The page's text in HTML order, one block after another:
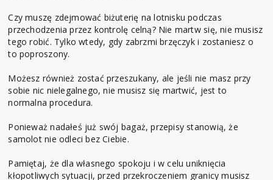
Czy muszę zdejmować biżuterię na lotnisku podczas
przechodzenia przez kontrolę celną? Nie martw się, nie musisz
tego robić. Tylko wtedy, gdy zabrzmi brzęczyk i zostaniesz o
to poproszony.
Możesz również zostać przeszukany, ale jeśli nie masz przy
sobie nic nielegalnego, nie musisz się martwić, jest to
normalna procedura.
Ponieważ nadałeś już swój bagaż, przepisy stanowią, że
samolot nie odleci bez Ciebie.
Pamiętaj, że dla własnego spokoju i w celu uniknięcia
kłopotliwych sytuacji, przed przekroczeniem granicy musisz